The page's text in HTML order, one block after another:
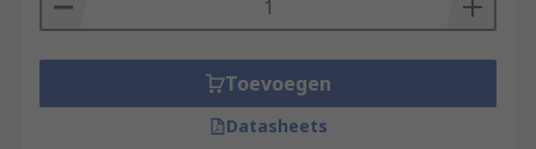
Toevoegen
Datasheets